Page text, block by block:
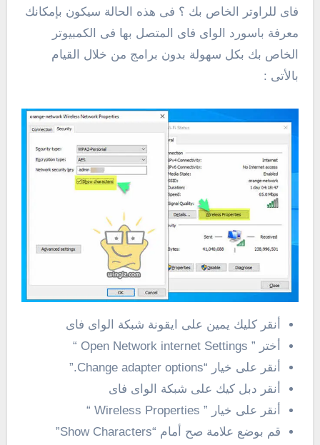
فاى للراوتر الخاص بك ؟ فى هذه الحالة سيكون بإمكانك
معرفة باسورد الواى فاى المتصل بها فى الكمبيوتر
الخاص بك بكل سهولة بدون برامج من خلال القيام
بالأتى :
أنقر كليك يمين على ايقونة شبكة الواى فاى
أختر ” Open Network internet Settings “
أنقر على خيار “Change adapter options.”
أنقر دبل كيك على شبكة الواى فاى
أنقر على خيار ” Wireless Properties “
قم بوضع علامة صح أمام “Show Characters”